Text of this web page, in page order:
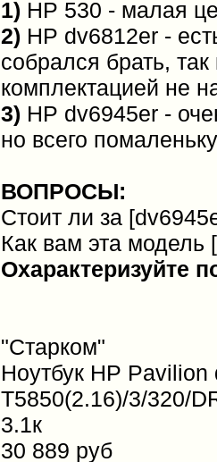
1) HP 530 - малая
2) HP dv6812er -
собрался брать,
комплектацией не
3) HP dv6945er -
но всего
ВОПРОСЫ:
Стоит ли за
Как вам эта модель
Охарактеризуйте
"Старком"
Ноутбук HP Pavilion
T5850(2.16)/3/320/
3.1к
30 889 руб